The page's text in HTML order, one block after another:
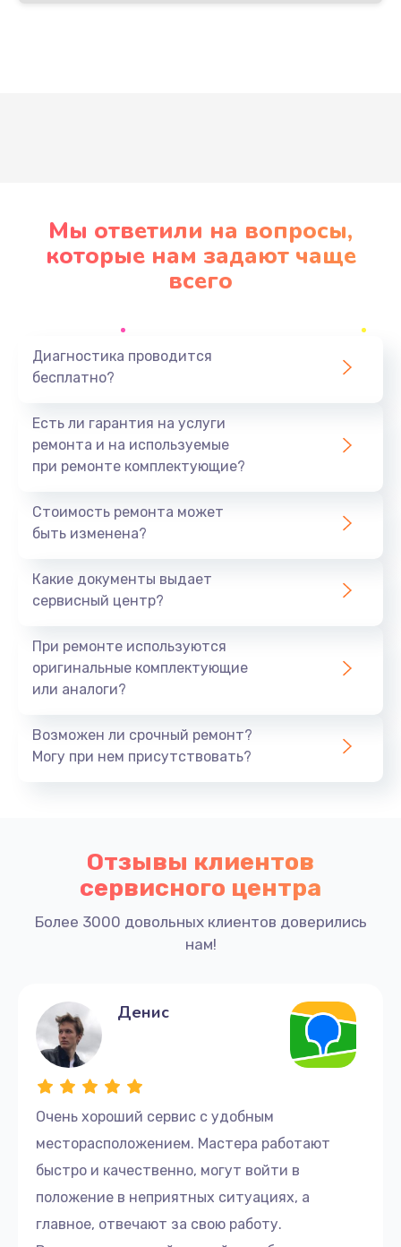
Мы ответили на вопросы,
которые нам задают чаще
всего
Диагностика проводится
бесплатно?
Есть ли гарантия на услуги
ремонта и на используемые
при ремонте комплектующие?
Стоимость ремонта может
быть изменена?
Какие документы выдает
сервисный центр?
При ремонте используются
оригинальные комплектующие
или аналоги?
Возможен ли срочный ремонт?
Могу при нем присутствовать?
Отзывы клиентов
сервисного центра
Более 3000 довольных клиентов доверились
нам!
Очень хороший сервис с удобным
месторасположением. Мастера работают
быстро и качественно, могут войти в
положение в неприятных ситуациях, а
главное, отвечают за свою работу.
Денис